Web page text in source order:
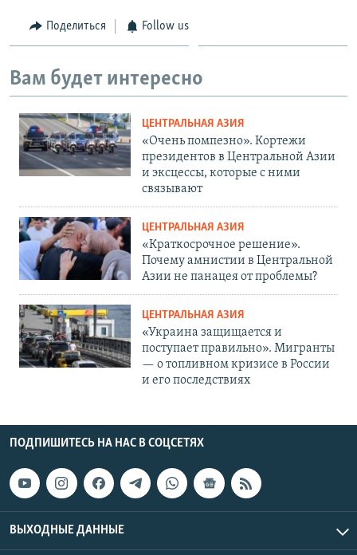
Поделиться Follow us
Вам будет интересно
ЦЕНТРАЛЬНАЯ АЗИЯ
«Очень помпезно». Кортежи
президентов в Центральной Азии
и эксцессы, которые с ними
связывают
ЦЕНТРАЛЬНАЯ АЗИЯ
«Краткосрочное решение».
Почему амнистии в Центральной
Азии не панацея от проблемы?
ЦЕНТРАЛЬНАЯ АЗИЯ
«Украина защищается и
поступает правильно». Мигранты
— о топливном кризисе в России
и его последствиях
ПОДПИШИТЕСЬ НА НАС В СОЦСЕТЯХ
ВЫХОДНЫЕ ДАННЫЕ